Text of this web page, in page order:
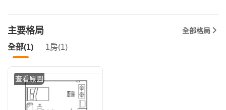
主要格局 全部格局
全部(1) 1房(1)
查看原圖